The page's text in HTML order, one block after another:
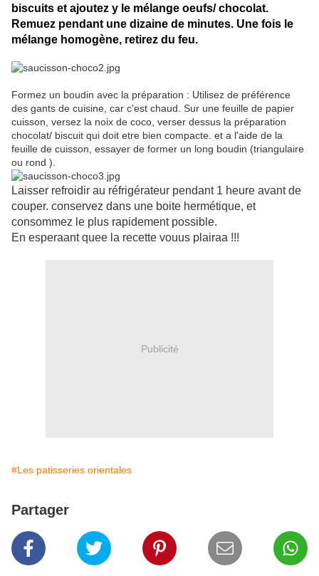
biscuits et ajoutez y le mélange oeufs/ chocolat.
Remuez pendant une dizaine de minutes. Une fois le
mélange homogène, retirez du feu.
Formez un boudin avec la préparation : Utilisez de préférence
des gants de cuisine, car c'est chaud. Sur une feuille de papier
cuisson, versez la noix de coco, verser dessus la préparation
chocolat/ biscuit qui doit etre bien compacte. et a l'aide de la
feuille de cuisson, essayer de former un long boudin (triangulaire
ou rond ).
Laisser refroidir au réfrigérateur pendant 1 heure avant de
couper. conservez dans une boite hermétique, et
consommez le plus rapidement possible.
En esperaant quee la recette vouus plairaa !!!
Publicité
#Les patisseries orientales
Partager